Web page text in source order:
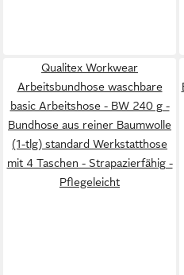
Qualitex Workwear
Arbeitsbundhose waschbare
basic Arbeitshose - BW 240 g -
Bundhose aus reiner Baumwolle
(1-tlg) standard Werkstatthose
mit 4 Taschen - Strapazierfähig -
Pflegeleicht